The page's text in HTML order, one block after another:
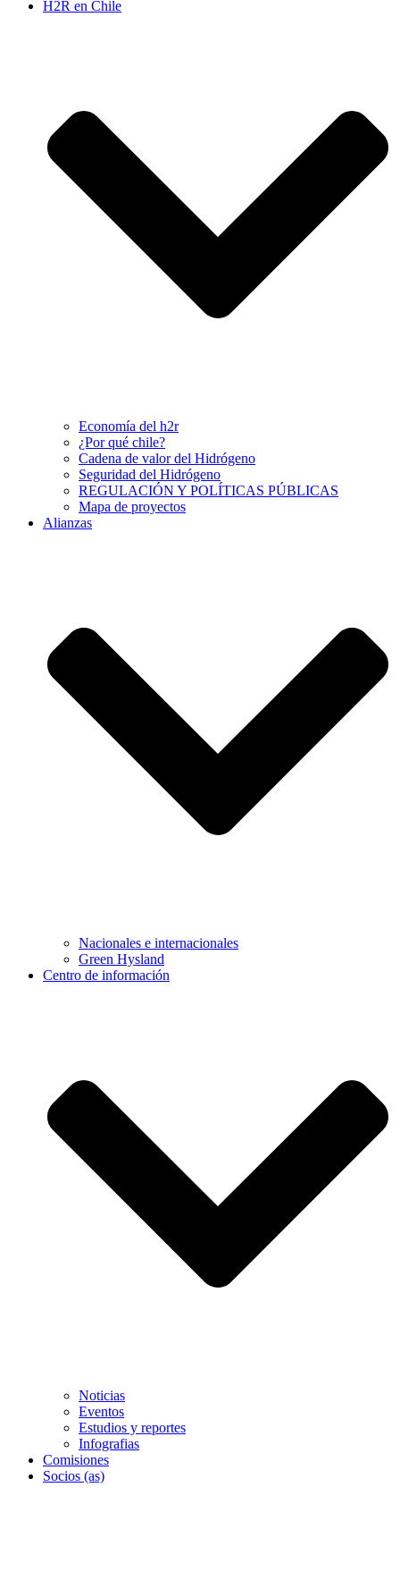
H2R en Chile
Economía del h2r
¿Por qué chile?
Cadena de valor del Hidrógeno
Seguridad del Hidrógeno
REGULACIÓN Y POLÍTICAS PÚBLICAS
Mapa de proyectos
Alianzas
Nacionales e internacionales
Green Hysland
Centro de información
Noticias
Eventos
Estudios y reportes
Infografias
Comisiones
Socios (as)